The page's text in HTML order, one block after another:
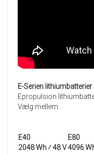
E-Serien lithiumbatterier
Epropulsion
Vælg mellem:
E40
2048 Wh ⁄ 48 V
E80
4096